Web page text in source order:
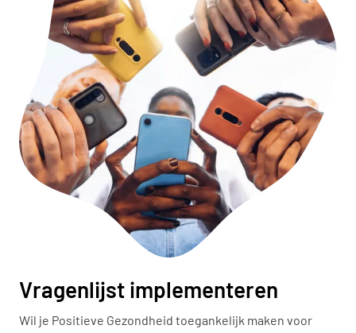
Vragenlijst implementeren
Wil je Positieve Gezondheid toegankelijk maken voor